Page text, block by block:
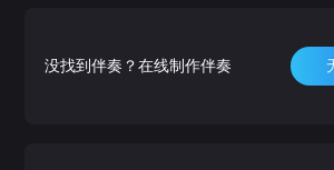
没找到伴奏？在线制作伴奏